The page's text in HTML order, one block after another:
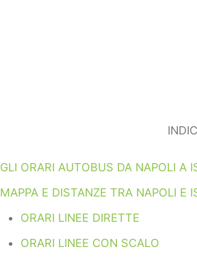
GLI ORARI AUTOBUS DA NAPOLI A
MAPPA E DISTANZE TRA NAPOLI E
ORARI LINEE DIRETTE
ORARI LINEE CON SCALO